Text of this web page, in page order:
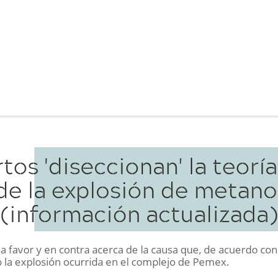
'diseccionan' la teoría
la explosión de metano
(información actualizada)
favor y en contra acerca de la causa que, de acuerdo con
la explosión ocurrida en el complejo de Pemex.